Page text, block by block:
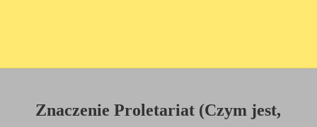
Znaczenie Proletariat (Czym jest,